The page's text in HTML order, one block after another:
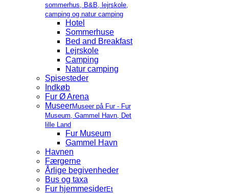
sommerhus, B&B, lejrskole,
camping og natur camping
Hotel
Sommerhuse
Bed and Breakfast
Lejrskole
Camping
Natur camping
Spisesteder
Indkøb
Fur Ø Arena
MuseerMuseer på Fur - Fur
Museum, Gammel Havn, Det
lille Land
Fur Museum
Gammel Havn
Havnen
Færgerne
Årlige begivenheder
Bus og taxa
Fur hjemmesiderEt